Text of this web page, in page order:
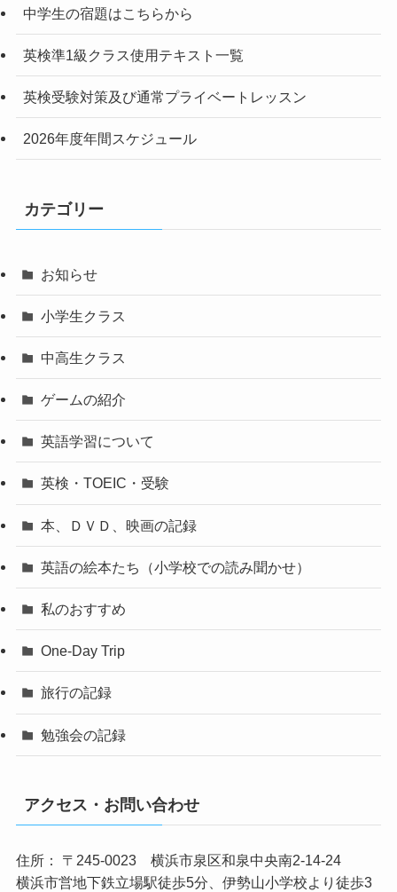
中学生の宿題はこちらから
英検準1級クラス使用テキスト一覧
英検受験対策及び通常プライベートレッスン
2026年度年間スケジュール
カテゴリー
お知らせ
小学生クラス
中高生クラス
ゲームの紹介
英語学習について
英検・TOEIC・受験
本、ＤＶＤ、映画の記録
英語の絵本たち（小学校での読み聞かせ）
私のおすすめ
One-Day Trip
旅行の記録
勉強会の記録
アクセス・お問い合わせ
住所： 〒245-0023 横浜市泉区和泉中央南2-14-24
横浜市営地下鉄立場駅徒歩5分、伊勢山小学校より徒歩3